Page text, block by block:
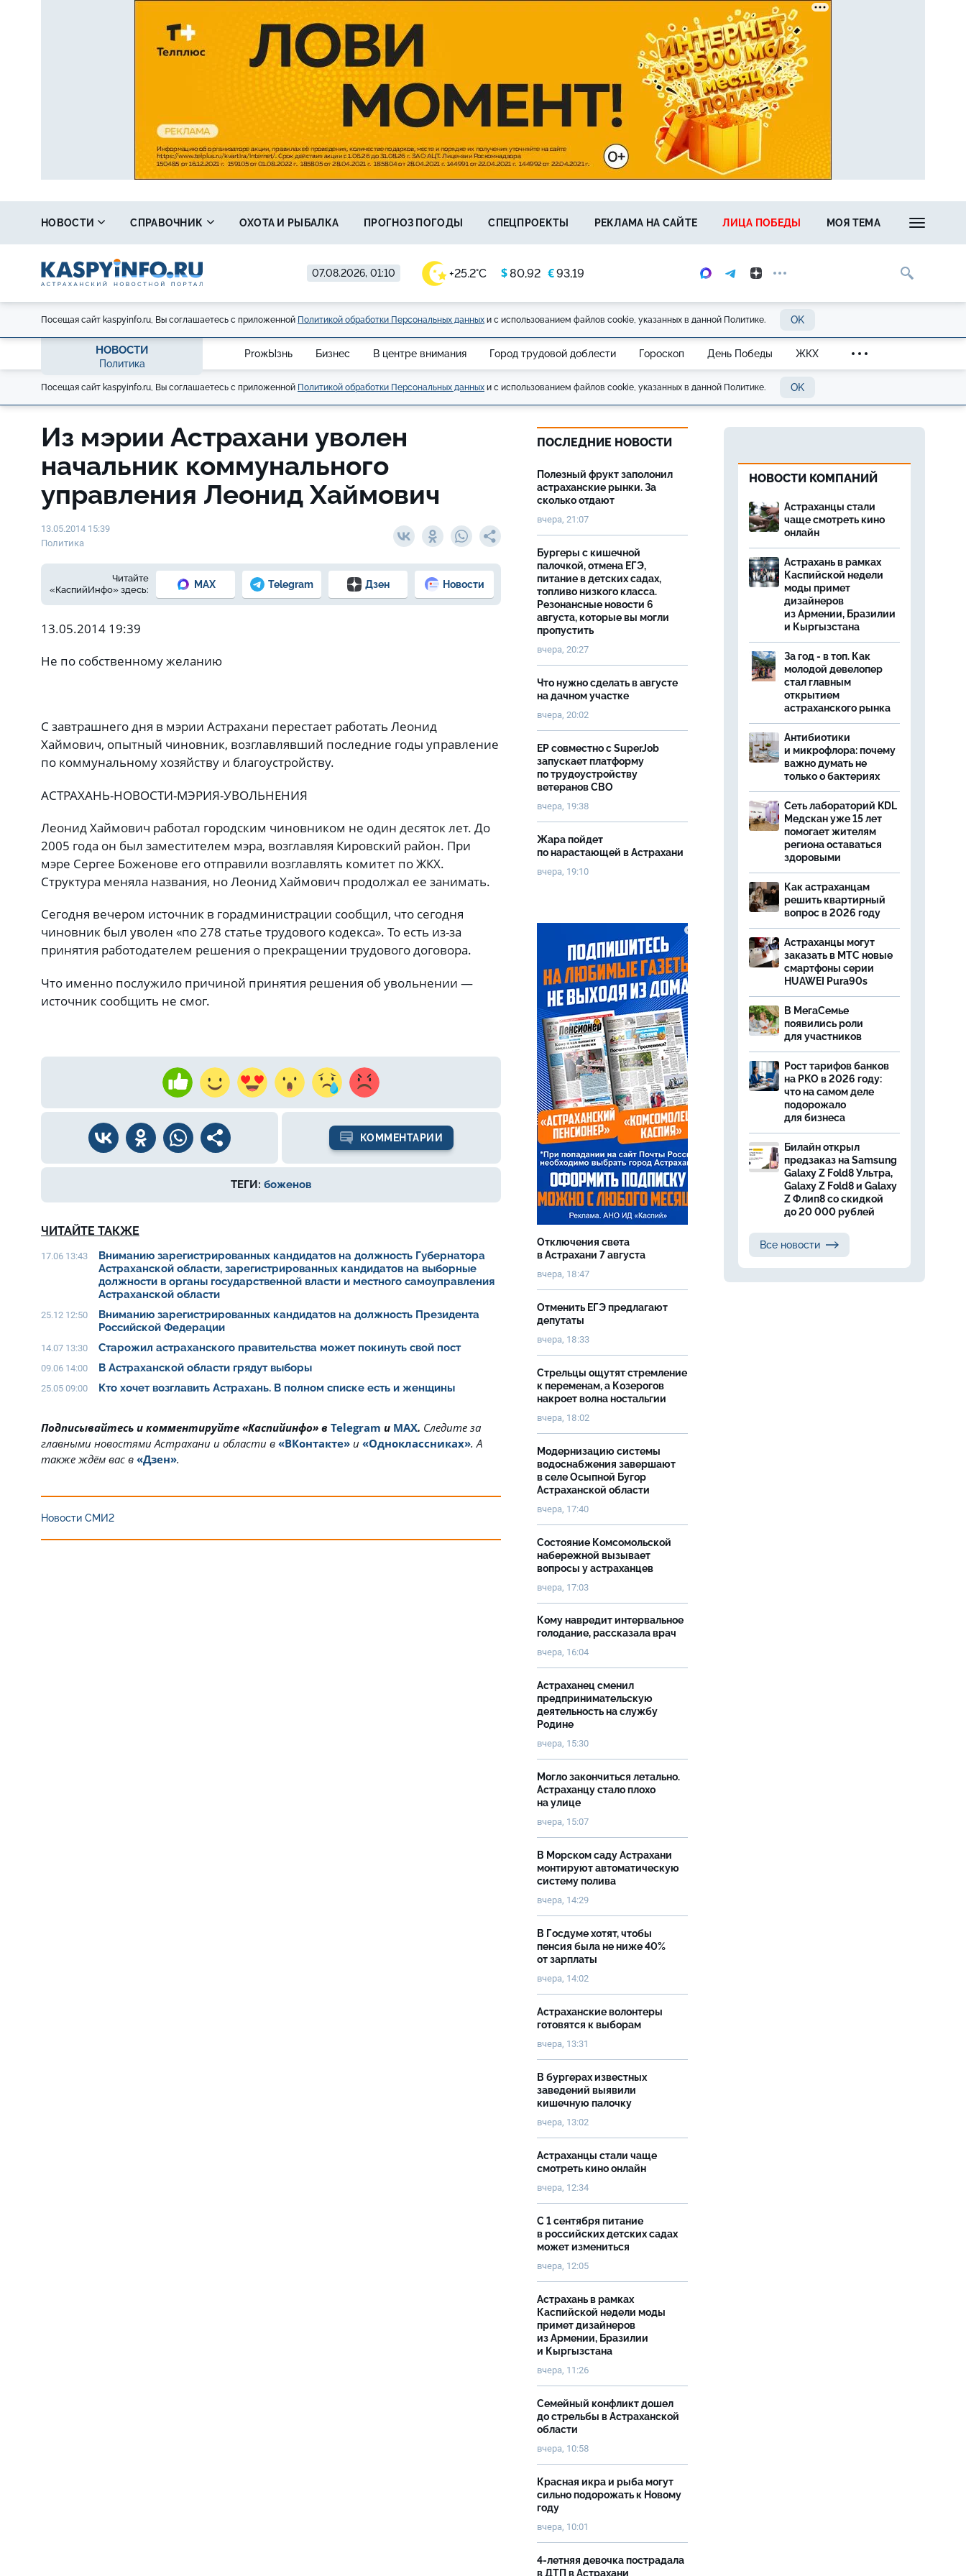
07.08.2026, 01:10 +25.2°C $80,92 €93,19
НОВОСТИ СПРАВОЧНИК ОХОТА И РЫБАЛКА ПРОГНОЗ ПОГОДЫ СПЕЦПРОЕКТЫ РЕКЛАМА НА САЙТЕ ЛИЦА ПОБЕДЫ МОЯ ТЕМА
Посещая сайт kaspyinfo.ru, Вы соглашаетесь с приложенной Политикой обработки Персональных данных и с использованием файлов cookie, указанных в данной Политике. OK
НОВОСТИ
Политика
ProжЫзнь Бизнес В центре внимания Город трудовой доблести Гороскоп День Победы ЖКХ
Посещая сайт kaspyinfo.ru, Вы соглашаетесь с приложенной Политикой обработки Персональных данных и с использованием файлов cookie, указанных в данной Политике. OK
Из мэрии Астрахани уволен
начальник коммунального
управления Леонид Хаймович
13.05.2014 15:39
Политика
Читайте
«КаспийИнфо» здесь:
MAX Telegram Дзен Новости
13.05.2014 19:39
Не по собственному желанию
С завтрашнего дня в мэрии Астрахани перестает работать Леонид
Хаймович, опытный чиновник, возглавлявший последние годы управление
по коммунальному хозяйству и благоустройству.
АСТРАХАНЬ-НОВОСТИ-МЭРИЯ-УВОЛЬНЕНИЯ
Леонид Хаймович работал городским чиновником не один десяток лет. До
2005 года он был заместителем мэра, возглавляя Кировский район. При
мэре Сергее Боженове его отправили возглавлять комитет по ЖКХ.
Структура меняла названия, но Леонид Хаймович продолжал ее занимать.
Сегодня вечером источник в горадминистрации сообщил, что сегодня
чиновник был уволен «по 278 статье трудового кодекса». То есть из-за
принятия работодателем решения о прекращении трудового договора.
Что именно послужило причиной принятия решения об увольнении —
источник сообщить не смог.
КОММЕНТАРИИ
ТЕГИ: боженов
ЧИТАЙТЕ ТАКЖЕ
17.06 13:43
Вниманию зарегистрированных кандидатов на должность Губернатора
Астраханской области, зарегистрированных кандидатов на выборные
должности в органы государственной власти и местного самоуправления
Астраханской области
25.12 12:50
Вниманию зарегистрированных кандидатов на должность Президента
Российской Федерации
14.07 13:30 Старожил астраханского правительства может покинуть свой пост
09.06 14:00 В Астраханской области грядут выборы
25.05 09:00 Кто хочет возглавить Астрахань. В полном списке есть и женщины
Подписывайтесь и комментируйте «Каспийинфо» в Telegram и MAX. Cледите за
главными новостями Астрахани и области в «ВКонтакте» и «Одноклассниках». А
также ждём вас в «Дзен».
Новости СМИ2
ПОСЛЕДНИЕ НОВОСТИ
Полезный фрукт заполонил
астраханские рынки. За
сколько отдают
вчера, 21:07
Бургеры с кишечной
палочкой, отмена ЕГЭ,
питание в детских садах,
топливо низкого класса.
Резонансные новости 6
августа, которые вы могли
пропустить
вчера, 20:27
Что нужно сделать в августе
на дачном участке
вчера, 20:02
ЕР совместно с SuperJob
запускает платформу
по трудоустройству
ветеранов СВО
вчера, 19:38
Жара пойдет
по нарастающей в Астрахани
вчера, 19:10
Отключения света
в Астрахани 7 августа
вчера, 18:47
Отменить ЕГЭ предлагают
депутаты
вчера, 18:33
Стрельцы ощутят стремление
к переменам, а Козерогов
накроет волна ностальгии
вчера, 18:02
Модернизацию системы
водоснабжения завершают
в селе Осыпной Бугор
Астраханской области
вчера, 17:40
Состояние Комсомольской
набережной вызывает
вопросы у астраханцев
вчера, 17:03
Кому навредит интервальное
голодание, рассказала врач
вчера, 16:04
Астраханец сменил
предпринимательскую
деятельность на службу
Родине
вчера, 15:30
Могло закончиться летально.
Астраханцу стало плохо
на улице
вчера, 15:07
В Морском саду Астрахани
монтируют автоматическую
систему полива
вчера, 14:29
В Госдуме хотят, чтобы
пенсия была не ниже 40%
от зарплаты
вчера, 14:02
Астраханские волонтеры
готовятся к выборам
вчера, 13:31
В бургерах известных
заведений выявили
кишечную палочку
вчера, 13:02
Астраханцы стали чаще
смотреть кино онлайн
вчера, 12:34
С 1 сентября питание
в российских детских садах
может измениться
вчера, 12:05
Астрахань в рамках
Каспийской недели моды
примет дизайнеров
из Армении, Бразилии
и Кыргызстана
вчера, 11:26
Семейный конфликт дошел
до стрельбы в Астраханской
области
вчера, 10:58
Красная икра и рыба могут
сильно подорожать к Новому
году
вчера, 10:01
4-летняя девочка пострадала
в ДТП в Астрахани
НОВОСТИ КОМПАНИЙ
Астраханцы стали
чаще смотреть кино
онлайн
Астрахань в рамках
Каспийской недели
моды примет
дизайнеров
из Армении, Бразилии
и Кыргызстана
За год - в топ. Как
молодой девелопер
стал главным
открытием
астраханского рынка
Антибиотики
и микрофлора: почему
важно думать не
только о бактериях
Сеть лабораторий KDL
Медскан уже 15 лет
помогает жителям
региона оставаться
здоровыми
Как астраханцам
решить квартирный
вопрос в 2026 году
Астраханцы могут
заказать в МТС новые
смартфоны серии
HUAWEI Pura90s
В МегаСемье
появились роли
для участников
Рост тарифов банков
на РКО в 2026 году:
что на самом деле
подорожало
для бизнеса
Билайн открыл
предзаказ на Samsung
Galaxy Z Fold8 Ультра,
Galaxy Z Fold8 и Galaxy
Z Флип8 со скидкой
до 20 000 рублей
Все новости